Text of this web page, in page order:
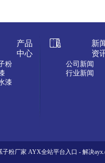
产品
中心
粉
漆
新
资
公司新闻
行业新闻
子粉厂家 AYX全站平台入口 - 解决